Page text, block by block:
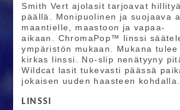
Smith Vert ajolasit tarjoavat
päällä. Monipuolinen ja suojaava
maantielle, maastoon ja vapaa-
aikaan. ChromaPop™ linssi
ympäristön mukaan. Mukana tulee
kirkas linssi. No-slip nenätyyny
Wildcat lasit tukevasti päässä
jokaisen uuden haasteen kohdalla.
LINSSI